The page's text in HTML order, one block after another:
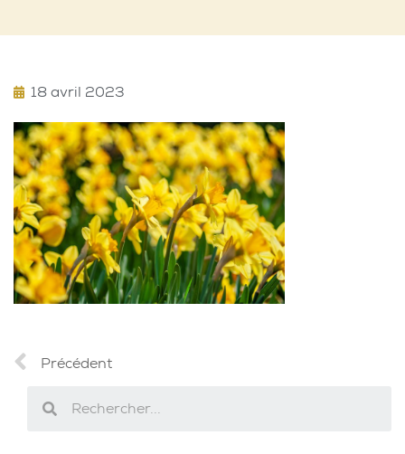
18 avril 2023
Précédent